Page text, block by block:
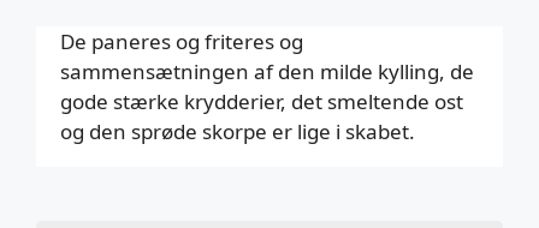
De paneres og friteres og
sammensætningen af den milde kylling, de
gode stærke krydderier, det smeltende ost
og den sprøde skorpe er lige i skabet.